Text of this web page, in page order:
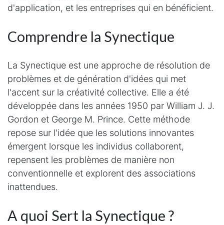
d'application, et les entreprises qui en bénéficient.
Comprendre la Synectique
La Synectique est une approche de résolution de
problèmes et de génération d'idées qui met
l'accent sur la créativité collective. Elle a été
développée dans les années 1950 par William J. J.
Gordon et George M. Prince. Cette méthode
repose sur l'idée que les solutions innovantes
émergent lorsque les individus collaborent,
repensent les problèmes de manière non
conventionnelle et explorent des associations
inattendues.
A quoi Sert la Synectique ?